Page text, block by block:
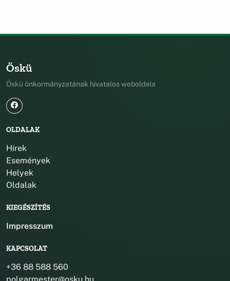
Öskü
Öskü önkormányzatának hivatalos weboldala
OLDALAK
Hírek
Események
Helyek
Oldalak
KIEGÉSZÍTÉS
Impresszum
KAPCSOLAT
+36 88 588 560
polgarmester@osku.hu